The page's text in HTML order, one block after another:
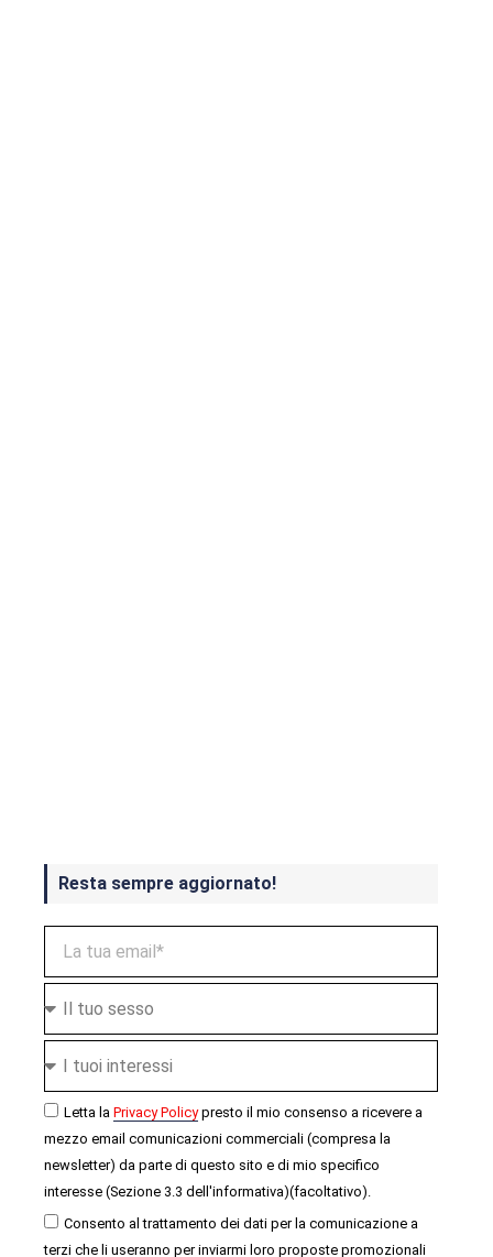
Resta sempre aggiornato!
Letta la Privacy Policypresto il mio consenso a ricevere a
mezzo email comunicazioni commerciali (compresa la
newsletter) da parte di questo sito e di mio specifico
interesse (Sezione 3.3 dell'informativa)(facoltativo).
Consento al trattamento dei dati per la comunicazione a
terzi che li useranno per inviarmi loro proposte promozionali